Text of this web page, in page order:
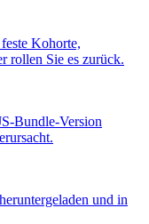
Kohorte,
rollen Sie es zurück.
Bundle-Version
und in